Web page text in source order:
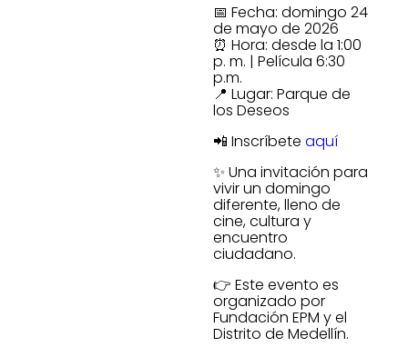
📅 Fecha: domingo 24
de mayo de 2026
⏰ Hora: desde la 1:00
p. m. | Película 6:30
p.m.
📍 Lugar: Parque de
los Deseos
📲 Inscríbete aquí
✨ Una invitación para
vivir un domingo
diferente, lleno de
cine, cultura y
encuentro
ciudadano.
👉 Este evento es
organizado por
Fundación EPM y el
Distrito de Medellín.